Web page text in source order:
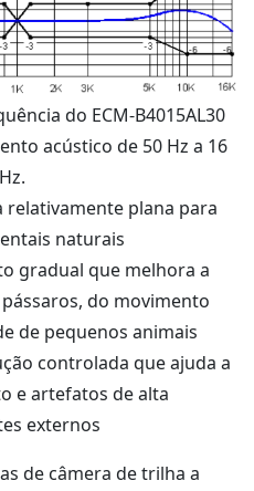
do ECM-B4015AL30
acústico de 50 Hz a 16
relativamente plana para
naturais
gradual que melhora a
do movimento
de pequenos animais
controlada que ajuda a
e artefatos de alta
externos
de câmera de trilha a